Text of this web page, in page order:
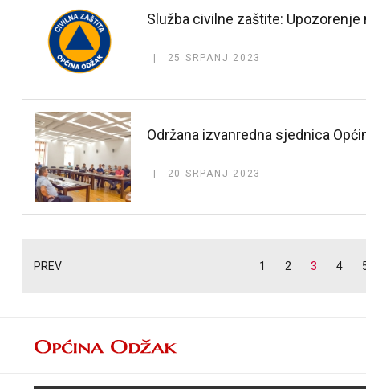
Služba civilne zaštite: Upozorenje
25 SRPANJ 2023
Održana izvanredna sjednica
20 SRPANJ 2023
PREV 1 2 3 4